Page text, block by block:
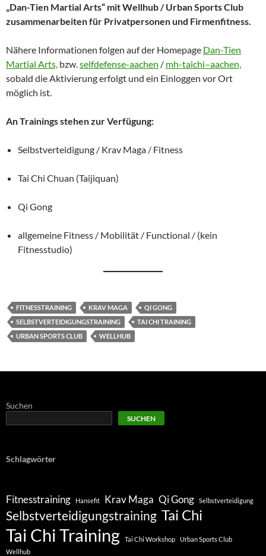
„Dan-Tien Martial Arts“ mit Wellhub / Urban Sports Club
zusammenarbeiten für Privatpersonen und Firmenfitness.
Nähere Informationen folgen auf der Homepage Dan-Tien
Martial Arts, bzw. selfdefense-aachen / mh-taichi–aachen,
sobald die Aktivierung erfolgt und ein Einloggen vor Ort
möglich ist.
An Trainings stehen zur Verfügung:
Selbstverteidigung / Krav Maga / Fitness
Tai Chi Chuan (Taijiquan)
Qi Gong
allgemeine Fitness / Mobilität / Functional / (kein
Fitnesstudio)
FITNESSTRAINING KRAV MAGA
QI GONG
SELBSTVERTEIDIGUNGSTRAINING
TAI CHI TRAINING
URBAN SPORTS CLUB
WELLHUB
Suchen
SUCHEN
Schlagwörter
Fitnesstraining Hansefit Krav Maga Qi Gong Selbstverteidigung
Selbstverteidigungstraining Tai Chi
Tai Chi Training Tai Chi Workshop
Urban Sports Club
Wellhub